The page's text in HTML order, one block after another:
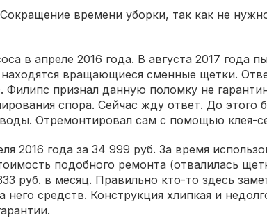
времени уборки, так как не
в апреле 2016 года. В августа 2017 года
вращающиеся сменные щетки.
признал данную поломку не
спора. Сейчас жду ответ. До этого
Отремонтировал сам с помощью клея-
2016 года за 34 999 руб. За время
подобного ремонта (отвалилась
руб. в месяц. Правильно кто-то здесь
средств. Конструкция хлипкая и